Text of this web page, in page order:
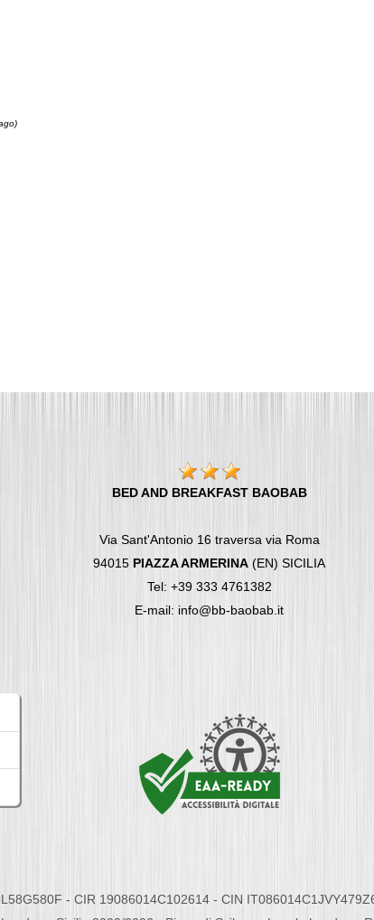
BED AND BREAKFAST BAOBAB
Via Sant'Antonio 16 traversa via Roma
94015 PIAZZA ARMERINA (EN) SICILIA
Tel: +39 333 4761382
E-mail: info@bb-baobab.it
- CIR 19086014C102614 - CIN